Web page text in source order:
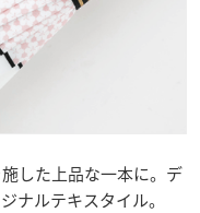
した上品な一本に。デ
ナルテキスタイル。